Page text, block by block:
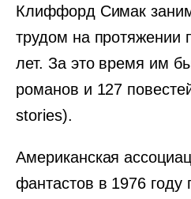
Клиффорд Симак
трудом на протяжении
лет. За это время им
романов и 127
stories).
Американская
фантастов в 1976